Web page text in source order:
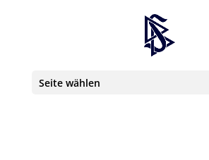
Seite wählen